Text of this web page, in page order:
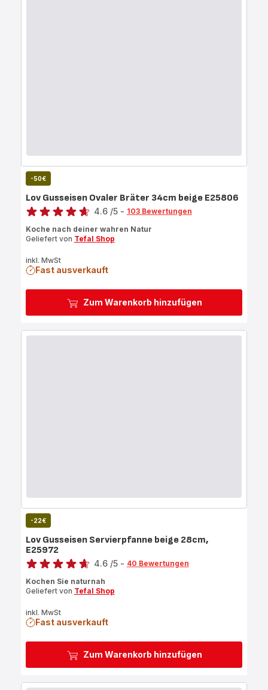
Zum Warenkorb hinzufügen
-50€
Lov Gusseisen Ovaler Bräter 34cm beige E25806
Bewertung
4.6 /5 - 103 Bewertungen
Koche nach deiner wahren Natur
Geliefert von Tefal Shop
inkl. MwSt
Fast ausverkauft
Zum Warenkorb hinzufügen
-22€
Lov Gusseisen Servierpfanne beige 28cm,
E25972
Bewertung
4.6 /5 - 40 Bewertungen
Kochen Sie naturnah
Geliefert von Tefal Shop
inkl. MwSt
Fast ausverkauft